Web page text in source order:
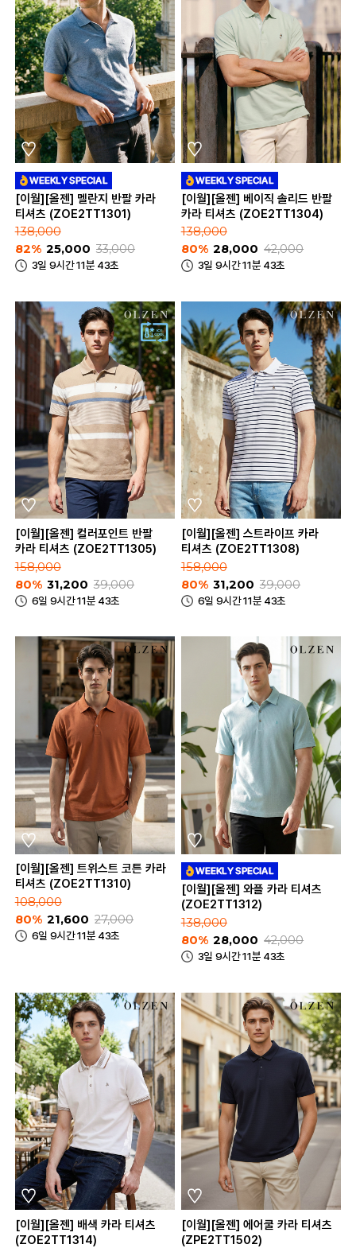
[이월][올젠] 멜란지 반팔 카라
티셔츠 (ZOE2TT1301)
138,000
82% 25,000 33,000
3일 9시간 11분 43초
[이월][올젠] 베이직 솔리드 반팔
카라 티셔츠 (ZOE2TT1304)
138,000
80% 28,000 42,000
3일 9시간 11분 43초
[이월][올젠] 컬러포인트 반팔
카라 티셔츠 (ZOE2TT1305)
158,000
80% 31,200 39,000
6일 9시간 11분 43초
[이월][올젠] 스트라이프 카라
티셔츠 (ZOE2TT1308)
158,000
80% 31,200 39,000
6일 9시간 11분 43초
[이월][올젠] 트위스트 코튼 카라
티셔츠 (ZOE2TT1310)
108,000
80% 21,600 27,000
6일 9시간 11분 43초
[이월][올젠] 와플 카라 티셔츠
(ZOE2TT1312)
138,000
80% 28,000 42,000
3일 9시간 11분 43초
[이월][올젠] 배색 카라 티셔츠
(ZOE2TT1314)
[이월][올젠] 에어쿨 카라 티셔츠
(ZPE2TT1502)